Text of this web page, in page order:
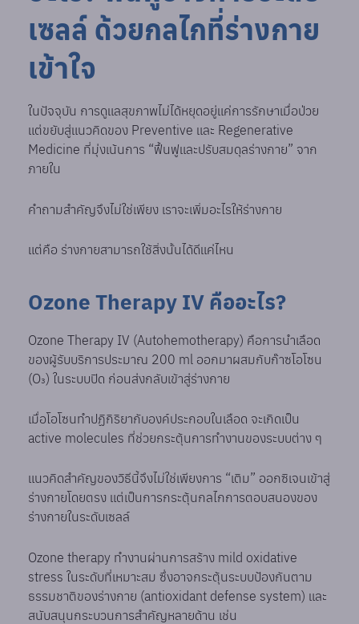
เซลล์ ด้วยกลไกที่ร่างกาย
เข้าใจ
ในปัจจุบัน การดูแลสุขภาพไม่ได้หยุดอยู่แค่การรักษาเมื่อป่วย
แต่ขยับสู่แนวคิดของ Preventive และ Regenerative
Medicine ที่มุ่งเน้นการ “ฟื้นฟูและปรับสมดุลร่างกาย” จาก
ภายใน
คำถามสำคัญจึงไม่ใช่เพียง เราจะเพิ่มอะไรให้ร่างกาย
แต่คือ ร่างกายสามารถใช้สิ่งนั้นได้ดีแค่ไหน
Ozone Therapy IV คืออะไร?
Ozone Therapy IV (Autohemotherapy) คือการนำเลือด
ของผู้รับบริการประมาณ 200 ml ออกมาผสมกับก๊าซโอโซน
(O₃) ในระบบปิด ก่อนส่งกลับเข้าสู่ร่างกาย
เมื่อโอโซนทำปฏิกิริยากับองค์ประกอบในเลือด จะเกิดเป็น
active molecules ที่ช่วยกระตุ้นการทำงานของระบบต่าง ๆ
แนวคิดสำคัญของวิธีนี้จึงไม่ใช่เพียงการ “เติม” ออกซิเจนเข้าสู่
ร่างกายโดยตรง แต่เป็นการกระตุ้นกลไกการตอบสนองของ
ร่างกายในระดับเซลล์
Ozone therapy ทำงานผ่านการสร้าง mild oxidative
stress ในระดับที่เหมาะสม ซึ่งอาจกระตุ้นระบบป้องกันตาม
ธรรมชาติของร่างกาย (antioxidant defense system) และ
สนับสนุนกระบวนการสำคัญหลายด้าน เช่น